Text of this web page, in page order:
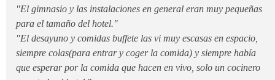
"El gimnasio y las instalaciones en general eran muy pequeñas
para el tamaño del hotel."
"El desayuno y comidas buffete las vi muy escasas en espacio,
siempre colas(para entrar y coger la comida) y siempre había
que esperar por la comida que hacen en vivo, solo un cocinero